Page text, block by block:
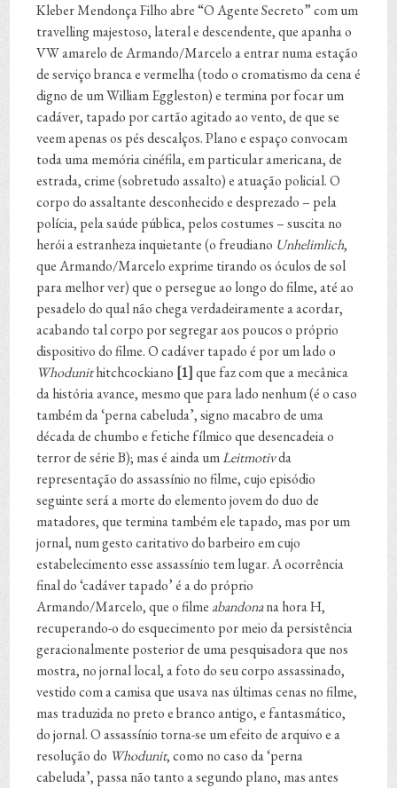
Kleber Mendonça Filho abre “O Agente Secreto” com um
travelling majestoso, lateral e descendente, que apanha o
VW amarelo de Armando/Marcelo a entrar numa estação
de serviço branca e vermelha (todo o cromatismo da cena é
digno de um William Eggleston) e termina por focar um
cadáver, tapado por cartão agitado ao vento, de que se
veem apenas os pés descalços. Plano e espaço convocam
toda uma memória cinéfila, em particular americana, de
estrada, crime (sobretudo assalto) e atuação policial. O
corpo do assaltante desconhecido e desprezado – pela
polícia, pela saúde pública, pelos costumes – suscita no
herói a estranheza inquietante (o freudiano Unhelimlich,
que Armando/Marcelo exprime tirando os óculos de sol
para melhor ver) que o persegue ao longo do filme, até ao
pesadelo do qual não chega verdadeiramente a acordar,
acabando tal corpo por segregar aos poucos o próprio
dispositivo do filme. O cadáver tapado é por um lado o
Whodunithitchcockiano [1]que faz com que a mecânica
da história avance, mesmo que para lado nenhum (é o caso
também da ‘perna cabeluda’, signo macabro de uma
década de chumbo e fetiche fílmico que desencadeia o
terror de série B); mas é ainda umLeitmotivda
representação do assassínio no filme, cujo episódio
seguinte será a morte do elemento jovem do duo de
matadores, que termina também ele tapado, mas por um
jornal, num gesto caritativo do barbeiro em cujo
estabelecimento esse assassínio tem lugar. A ocorrência
final do ‘cadáver tapado’ é a do próprio
Armando/Marcelo, que o filme abandonana hora H,
recuperando-o do esquecimento por meio da persistência
geracionalmente posterior de uma pesquisadora que nos
mostra, no jornal local, a foto do seu corpo assassinado,
vestido com a camisa que usava nas últimas cenas no filme,
mas traduzida no preto e branco antigo, e fantasmático,
do jornal. O assassínio torna-se um efeito de arquivo e a
resolução do Whodunit, como no caso da ‘perna
cabeluda’, passa não tanto a segundo plano, mas antes